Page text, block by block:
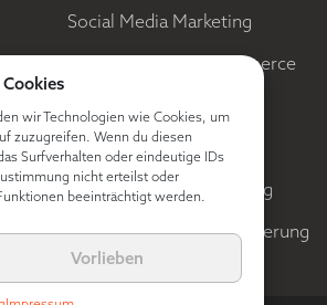
wir Technologien wie Cookies, um
zuzugreifen. Wenn du diesen
Surfverhalten oder eindeutige IDs
nicht erteilst oder
beeinträchtigt werden.
Vorlieben
Social Media Marketing
Sales Funnel im Ecommerce
Facebook Ads
Content Marketing
Kundenwert Optimierung
Conversion Rate Optimierung